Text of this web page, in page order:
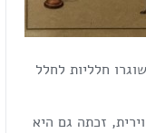
חלליות לחלל
זכתה גם היא